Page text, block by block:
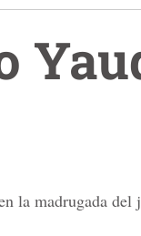
la madrugada del